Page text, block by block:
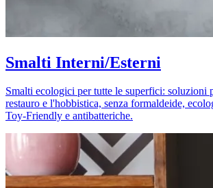
Smalti Interni/Esterni
Smalti ecologici per tutte le superfici: soluzioni
restauro e l'hobbistica, senza formaldeide,
Toy-Friendly e antibatteriche.